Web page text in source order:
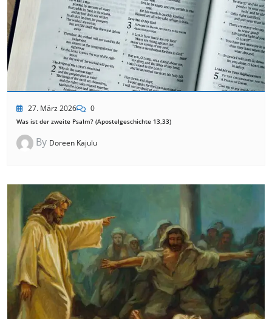
27. März 2026 0
Was ist der zweite Psalm? (Apostelgeschichte 13,33)
By Doreen Kajulu